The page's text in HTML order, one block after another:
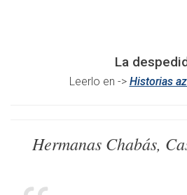
La
Leerlo en -> Historias
Hermanas Chabás,